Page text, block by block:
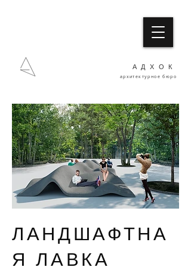
АДХОК
архитектурное бюро
ЛАНДШАФТНА
Я ЛАВКА